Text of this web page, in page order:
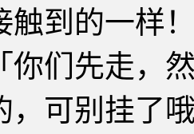
触到的一样
先走，然
，可别挂了